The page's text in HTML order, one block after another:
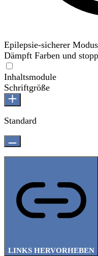
Epilepsie-sicherer Modus
Dämpft Farben und
Inhaltsmodule
Schriftgröße
Standard
LINKS HERVORHEBEN